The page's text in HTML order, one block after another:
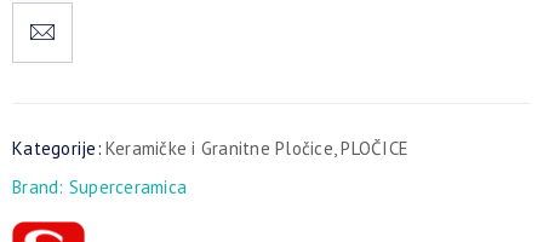
Kategorije: Keramičke i Granitne Pločice ,PLOČICE
Brand: Superceramica